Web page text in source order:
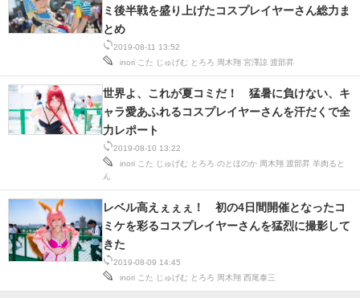
2019-08-11 13:52
inori こた じゅげむ とろろ 周木翔 宮澤諒 渡部昇
ミ後半戦を盛り上げたコスプレイヤーさん総力ま
とめ
2019-08-10 13:22
inori こた じゅげむ とろろ のとほのか 周木翔 渡部昇 羊肉ると
ん
世界よ、これが夏コミだ！ 猛暑に負けない、キ
ャラ愛あふれるコスプレイヤーさんを汗だくで全
力レポート
2019-08-09 14:45
inori こた じゅげむ とろろ 周木翔 西尾泰三
レベル高えぇぇぇ！ 初の4日間開催となったコ
ミケを彩るコスプレイヤーさんを猛烈に撮影して
きた